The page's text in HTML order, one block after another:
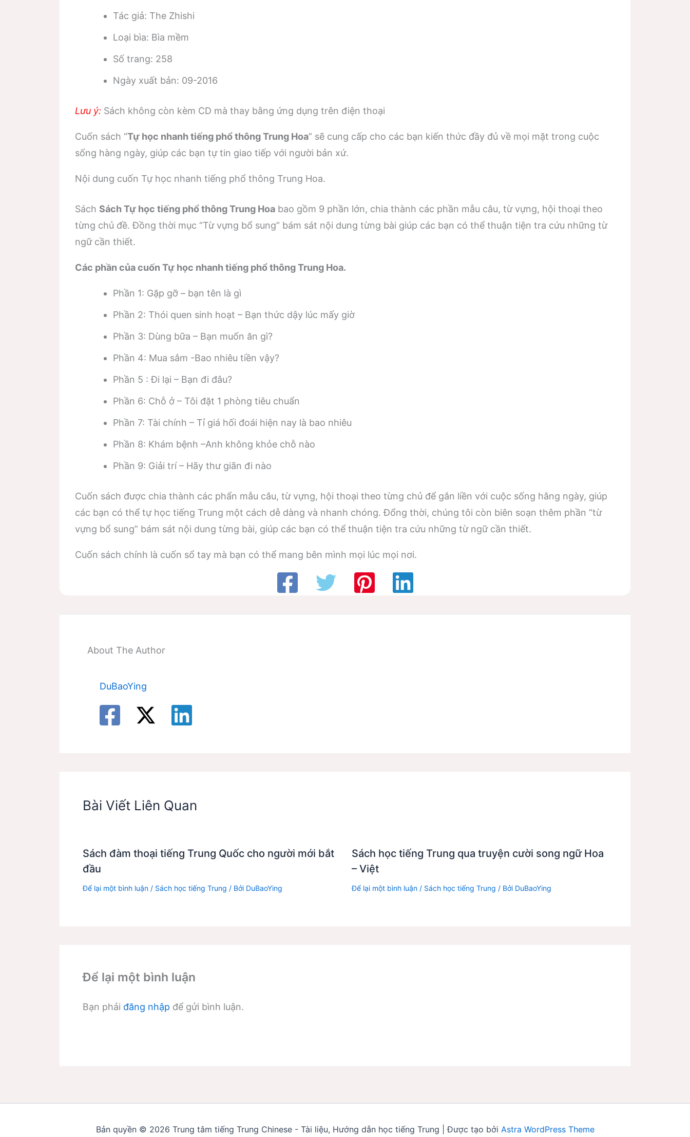
Tác giả: The Zhishi
Loại bìa: Bìa mềm
Số trang: 258
Ngày xuất bản: 09-2016
Lưu ý: Sách không còn kèm CD mà thay bằng ứng dụng trên điện thoại
Cuốn sách “Tự học nhanh tiếng phổ thông Trung Hoa” sẽ cung cấp cho các bạn kiến thức đầy đủ về mọi mặt trong cuộc
sống hàng ngày, giúp các bạn tự tin giao tiếp với người bản xứ.
Nội dung cuốn Tự học nhanh tiếng phổ thông Trung Hoa.
Sách Sách Tự học tiếng phổ thông Trung Hoa bao gồm 9 phần lớn, chia thành các phần mẫu câu, từ vựng, hội thoại theo
từng chủ đề. Đồng thời mục “Từ vựng bổ sung” bám sát nội dung từng bài giúp các bạn có thể thuận tiện tra cứu những từ
ngữ cần thiết.
Các phần của cuốn Tự học nhanh tiếng phổ thông Trung Hoa.
Phần 1: Gặp gỡ – bạn tên là gì
Phần 2: Thói quen sinh hoạt – Bạn thức dậy lúc mấy giờ
Phần 3: Dùng bữa – Bạn muốn ăn gì?
Phần 4: Mua sắm -Bao nhiêu tiền vậy?
Phần 5 : Đi lại – Bạn đi đâu?
Phần 6: Chỗ ở – Tôi đặt 1 phòng tiêu chuẩn
Phần 7: Tài chính – Tỉ giá hối đoái hiện nay là bao nhiêu
Phần 8: Khám bệnh –Anh không khỏe chỗ nào
Phần 9: Giải trí – Hãy thư giãn đi nào
Cuốn sách được chia thành các phẩn mẫu câu, từ vựng, hội thoại theo từng chủ để gắn liền với cuộc sống hằng ngày, giúp
các bạn có thể tự học tiếng Trung một cách dễ dàng và nhanh chóng. Đổng thời, chúng tôi còn biên soạn thêm phần “từ
vựng bổ sung” bám sát nội dung từng bài, giúp các bạn có thể thuận tiện tra cứu những từ ngữ cần thiết.
Cuốn sách chính là cuốn sổ tay mà bạn có thể mang bên mình mọi lúc mọi nơi.
About The Author
DuBaoYing
Bài Viết Liên Quan
Sách đàm thoại tiếng Trung Quốc cho người mới bắt
đầu
Để lại một bình luận / Sách học tiếng Trung / Bởi DuBaoYing
Sách học tiếng Trung qua truyện cười song ngữ Hoa
– Việt
Để lại một bình luận / Sách học tiếng Trung / Bởi DuBaoYing
Để lại một bình luận
Bạn phải đăng nhập để gửi bình luận.
Bản quyền © 2026 Trung tâm tiếng Trung Chinese - Tài liệu, Hướng dẫn học tiếng Trung | Được tạo bởi Astra WordPress Theme